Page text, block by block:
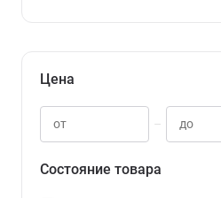
Цена
–
Состояние товара